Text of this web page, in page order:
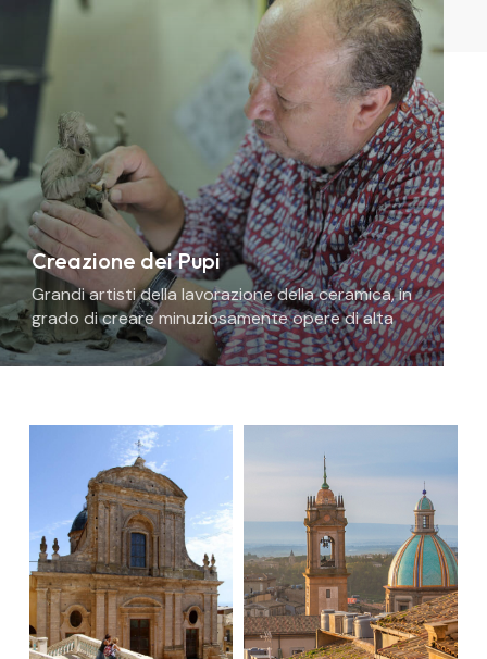
Creazione dei Pupi
Grandi artisti della lavorazione della ceramica, in
grado di creare minuziosamente opere di alta
precisione e qualità artistica.